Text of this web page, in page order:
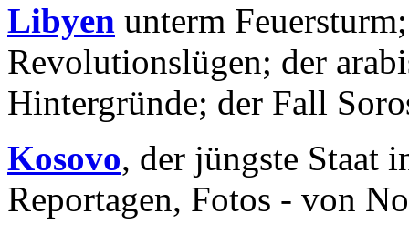
Libyen unterm
Revolutionslügen; der
Hintergründe; der Fall
Kosovo, der jüngste Staat
Reportagen, Fotos - von